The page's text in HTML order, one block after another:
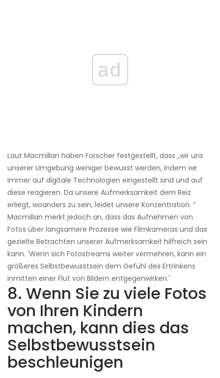
ad
Laut Macmillan haben Forscher festgestellt, dass „wir uns
unserer Umgebung weniger bewusst werden, indem wir
immer auf digitale Technologien eingestellt sind und auf
diese reagieren. Da unsere Aufmerksamkeit dem Reiz
erliegt, woanders zu sein, leidet unsere Konzentration. “
Macmillan merkt jedoch an, dass das Aufnehmen von
Fotos über langsamere Prozesse wie Filmkameras und das
gezielte Betrachten unserer Aufmerksamkeit hilfreich sein
kann. 'Wenn sich Fotostreams weiter vermehren, kann ein
größeres Selbstbewusstsein dem Gefühl des Ertrinkens
inmitten einer Flut von Bildern entgegenwirken.'
8. Wenn Sie zu viele Fotos
von Ihren Kindern
machen, kann dies das
Selbstbewusstsein
beschleunigen